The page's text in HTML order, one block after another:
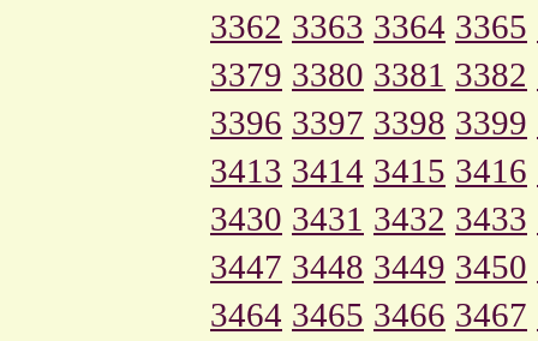
3362 3363 3364 3365
3379 3380 3381 3382
3396 3397 3398 3399
3413 3414 3415 3416
3430 3431 3432 3433
3447 3448 3449 3450
3464 3465 3466 3467